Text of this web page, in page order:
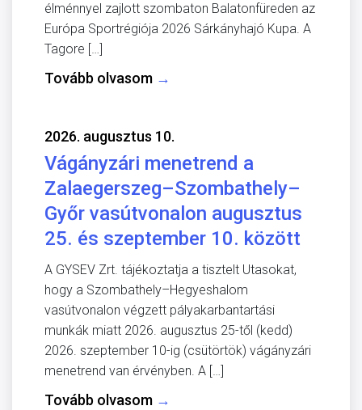
élménnyel zajlott szombaton Balatonfüreden az
Európa Sportrégiója 2026 Sárkányhajó Kupa. A
Tagore […]
Tovább olvasom →
2026. augusztus 10.
Vágányzári menetrend a
Zalaegerszeg–Szombathely–
Győr vasútvonalon augusztus
25. és szeptember 10. között
A GYSEV Zrt. tájékoztatja a tisztelt Utasokat,
hogy a Szombathely–Hegyeshalom
vasútvonalon végzett pályakarbantartási
munkák miatt 2026. augusztus 25-től (kedd)
2026. szeptember 10-ig (csütörtök) vágányzári
menetrend van érvényben. A […]
Tovább olvasom →